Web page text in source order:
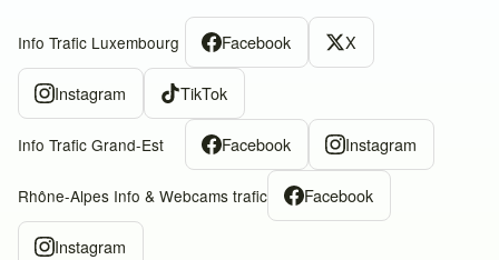
Info Trafic Luxembourg Facebook X
Instagram TikTok
Info Trafic Grand-Est Facebook Instagram
Rhône-Alpes Info & Webcams trafic Facebook
Instagram